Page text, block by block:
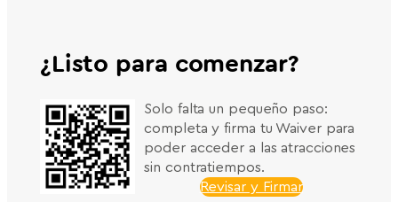
¿Listo para comenzar?
Solo falta un pequeño paso:
completa y firma tu Waiver para
poder acceder a las atracciones
sin contratiempos.
Revisar y Firmar